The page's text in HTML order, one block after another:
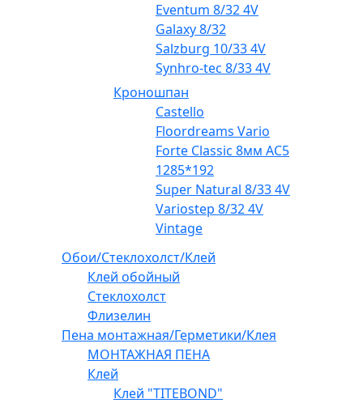
Eventum 8/32 4V
Galaxy 8/32
Salzburg 10/33 4V
Synhro-tec 8/33 4V
Кроношпан
Castello
Floordreams Vario
Forte Classic 8мм AC5
1285*192
Super Natural 8/33 4V
Variostep 8/32 4V
Vintage
Обои/Стеклохолст/Клей
Клей обойный
Стеклохолст
Флизелин
Пена монтажная/Герметики/Клея
МОНТАЖНАЯ ПЕНА
Клей
Клей "TITEBOND"